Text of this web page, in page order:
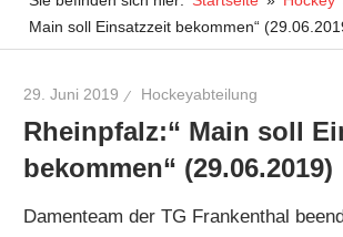
Main soll Einsatzzeit bekommen“
29. Juni 2019 Hockeyabteilung
Rheinpfalz:“ Main soll
bekommen“ (29.06.2019)
Damenteam der TG Frankenthal